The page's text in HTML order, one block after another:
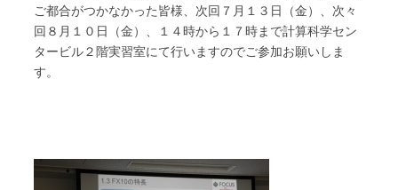
ご都合がつかなかった皆様、次回７月１３日（金）、次々
回８月１０日（金）、１４時から１７時まで計算科学セン
タービル２階実習室にて行いますのでご参加お願いしま
す。